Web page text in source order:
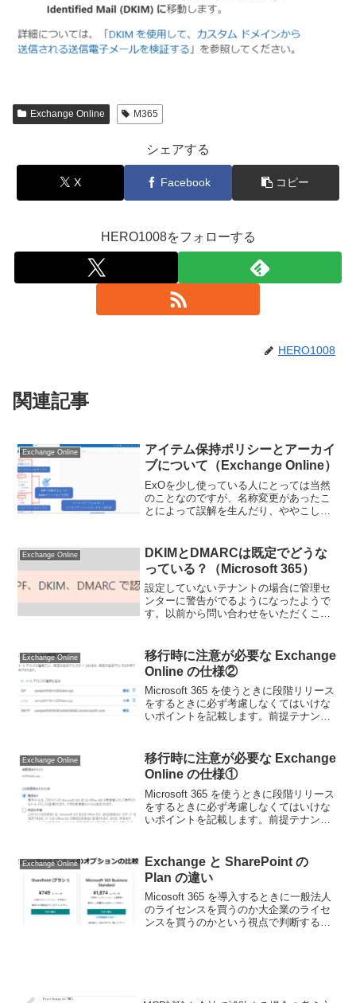
Exchange Online M365
シェアする
X Facebook コピー
HERO1008をフォローする
HERO1008
関連記事
Exchange Online
アイテム保持ポリシーとアーカイ
ブについて（Exchange Online）
ExOを少し使っている人にとっては当然
のことなのですが、名称変更があったこ
とによって誤解を生んだり、ややこしい
ケースがあるので簡単に整理します。利
用できるライセンスにつ...
Exchange Online
DKIMとDMARCは既定でどうな
っている？（Microsoft 365）
設定していないテナントの場合に管理セ
ンターに警告がでるようになったようで
す。以前から問い合わせをいただくこと
ゃない人向けに詳細の表示をクリックし
た場合の内容を記載します...
Exchange Online
移行時に注意が必要な Exchange
Online の仕様②
Microsoft 365 を使うときに段階リリース
をするときに必ず考慮しなくてはいけな
いポイントを記載します。前提テナント
ボックスが存在するが、利用と...
Exchange Online
移行時に注意が必要な Exchange
Online の仕様①
Microsoft 365 を使うときに段階リリース
をするときに必ず考慮しなくてはいけな
いポイントを記載します。前提テナント
ムにＭＸレコードが向いているという状
況の場合...
Exchange Online
Exchange と SharePoint の
Plan の違い
Micosoft 365 を導入するときに一般法人
のライセンスを買うのか大企業のライセ
ンスを買うのかという視点で判断するこ